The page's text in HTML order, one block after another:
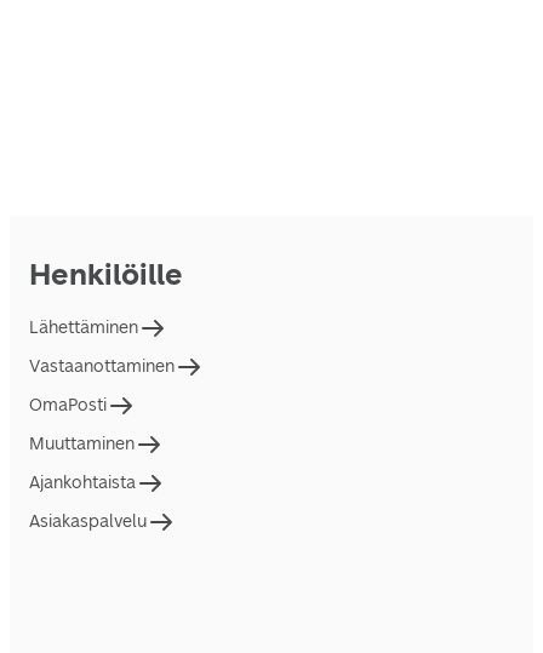
Henkilöille
Lähettäminen
Vastaanottaminen
OmaPosti
Muuttaminen
Ajankohtaista
Asiakaspalvelu